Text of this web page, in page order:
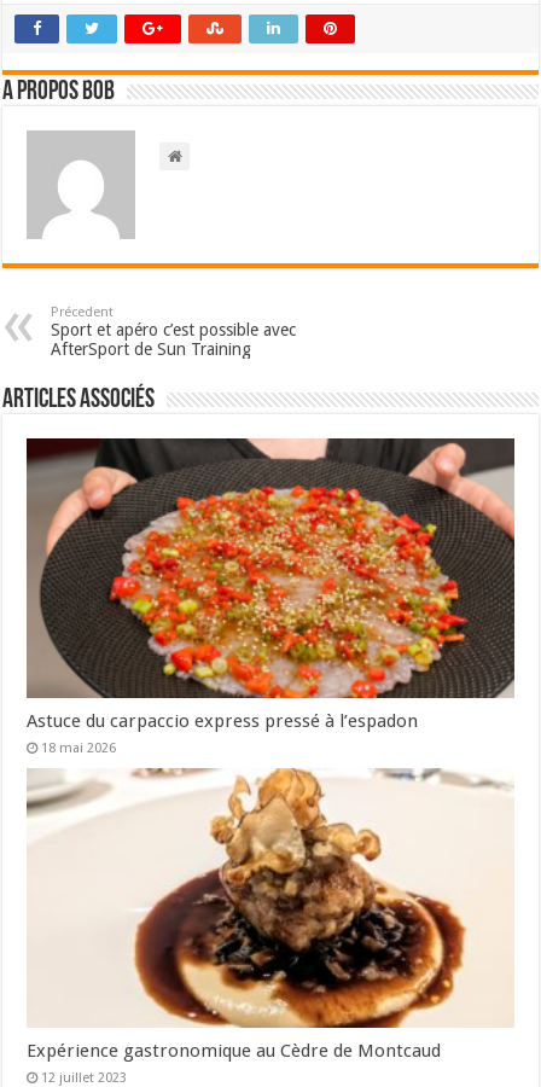
A propos bOb
Précedent
Sport et apéro c’est possible avec
AfterSport de Sun Training
Articles associés
Astuce du carpaccio express pressé à l’espadon
18 mai 2026
Expérience gastronomique au Cèdre de Montcaud
12 juillet 2023